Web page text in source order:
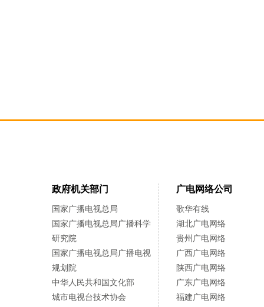
政府机关部门
国家广播电视总局
国家广播电视总局广播科学
研究院
国家广播电视总局广播电视
规划院
中华人民共和国文化部
城市电视台技术协会
广电网络公司
歌华有线
湖北广电网络
贵州广电网络
广西广电网络
陕西广电网络
广东广电网络
福建广电网络